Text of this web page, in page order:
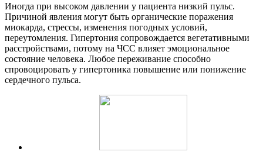
Иногда при высоком давлении у пациента низкий пульс.
Причиной явления могут быть органические поражения
миокарда, стрессы, изменения погодных условий,
переутомления. Гипертония сопровождается вегетативными
расстройствами, потому на ЧСС влияет эмоциональное
состояние человека. Любое переживание способно
спровоцировать у гипертоника повышение или понижение
сердечного пульса.